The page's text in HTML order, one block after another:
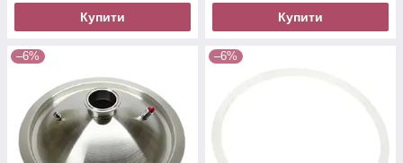
Купити Купити
–6% –6%